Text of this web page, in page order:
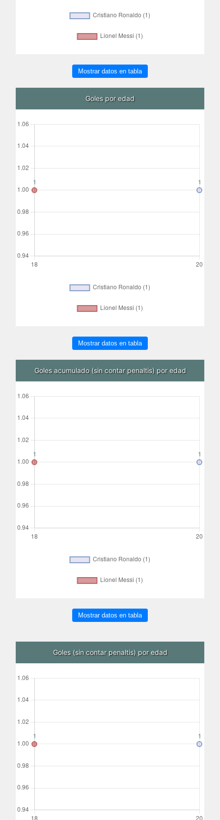
Mostrar datos en tabla
Goles por edad
Mostrar datos en tabla
Goles acumulado (sin contar penaltis) por edad
Mostrar datos en tabla
Goles (sin contar penaltis) por edad